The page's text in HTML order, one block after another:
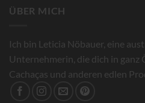
ÜBER MICH
Ich bin Leticia Nöbauer, eine
Unternehmerin, die dich in ganz
Cachaças und anderen edlen